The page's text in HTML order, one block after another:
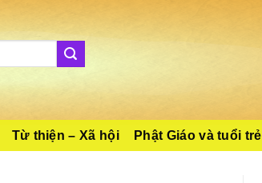
Từ thiện – Xã hội Phật Giáo và tuổi trẻ